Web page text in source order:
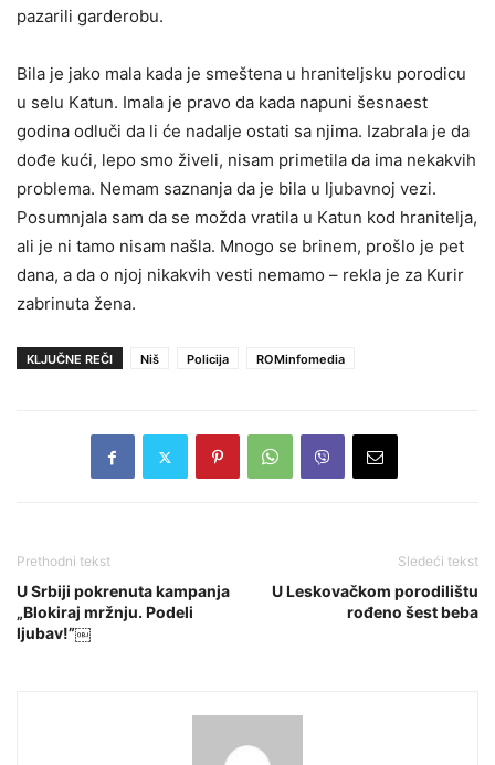
pazarili garderobu.
Bila je jako mala kada je smeštena u hraniteljsku porodicu
u selu Katun. Imala je pravo da kada napuni šesnaest
godina odluči da li će nadalje ostati sa njima. Izabrala je da
dođe kući, lepo smo živeli, nisam primetila da ima nekakvih
problema. Nemam saznanja da je bila u ljubavnoj vezi.
Posumnjala sam da se možda vratila u Katun kod hranitelja,
ali je ni tamo nisam našla. Mnogo se brinem, prošlo je pet
dana, a da o njoj nikakvih vesti nemamo – rekla je za Kurir
zabrinuta žena.
KLJUČNE REČI Niš Policija ROMinfomedia
Prethodni tekst
U Srbiji pokrenuta kampanja
„Blokiraj mržnju. Podeli
ljubav!”￼
Sledeći tekst
U Leskovačkom porodilištu
rođeno šest beba